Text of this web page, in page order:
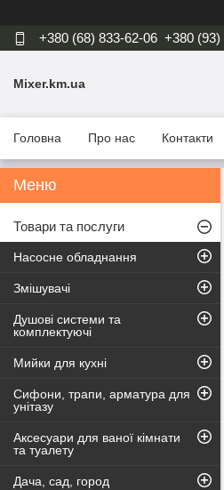
+380 (68) 833-62-06 +380 (93)
Mixer.km.ua
Головна Про нас Контакти
Товари та послуги
Насосне обладнання
Змішувачі
Душові системи та
комплектуючі
Мийки для кухні
Сифони, трапи, арматура для
унітазу
Аксесуари для ваної кімнати
та туалету
Дача, сад, город